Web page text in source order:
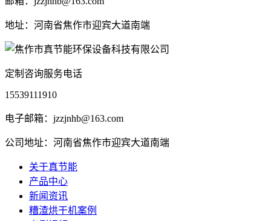
地址：河南省焦作市迎宾大道南端
定制咨询服务电话
15539111910
电子邮箱：jzzjnhb@163.com
公司地址：河南省焦作市迎宾大道南端
关于真节能
产品中心
新闻资讯
糟渣烘干机案例